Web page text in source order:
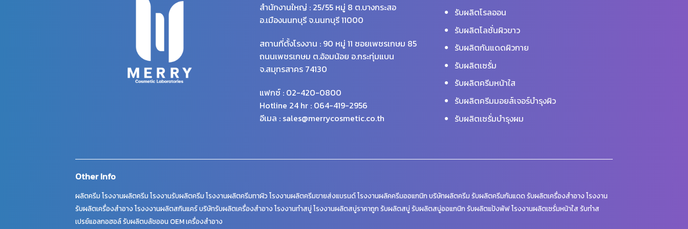
สำนักงานใหญ่ : 25/55 หมู่ 8 ต.บางกระสอ
อ.เมืองนนทบุรี จ.นนทบุรี 11000
สถานที่ตั้งโรงงาน : 90 หมู่ 11 ซอยเพชรเกษม 85
ถนนเพชรเกษม ต.อ้อมน้อย อ.กระทุ่มแบน
จ.สมุทรสาคร 74130
แฟกซ์ : 02-420-0800
Hotline 24 hr : 064-419-2956
อีเมล : sales@merrycosmetic.co.th
รับผลิตโรลออน
รับผลิตโลชั่นผิวขาว
รับผลิตกันแดดผิวกาย
รับผลิตเซรั่ม
รับผลิตครีมหน้าใส
รับผลิตครีมมอยส์เจอร์บำรุงผิว
รับผลิตเซรั่มบำรุงผม
Other Info
ผลิตครีม โรงงานผลิตครีม โรงงานรับผลิตครีม โรงงานผลิตครีมทาผิว โรงงานผลิตครีมขายส่งแบรนด์ โรงงานผลิคครีมออแกนิก บริษัทผลิตครีม รับผลิตครีมกันแดด รับผลิตเครื่องสำอาง โรงงาน
รับผลิตเครื่องสำอาง โรงงงานผลิตสกินแคร์ บริษัทรับผลิตเครื่องสำอาง โรงงานทำสบู่ โรงงานผลิตสบู่ราคาถูก รับผลิตสบู่ รับผลิตสบู่ออแกนิก รับผลิตแป้งพัฟ โรงงานผลิตเซรั่มหน้าใส รับทำส
เปรย์แอลกอฮอล์ รับผลิตบลัชออน OEM เครื่องสำอาง